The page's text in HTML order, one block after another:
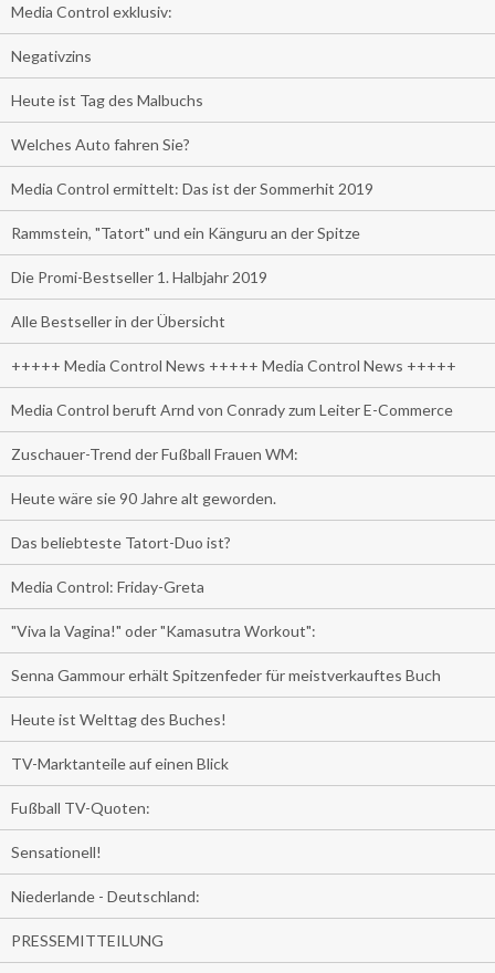
Media Control exklusiv:
Negativzins
Heute ist Tag des Malbuchs
Welches Auto fahren Sie?
Media Control ermittelt: Das ist der Sommerhit 2019
Rammstein, "Tatort" und ein Känguru an der Spitze
Die Promi-Bestseller 1. Halbjahr 2019
Alle Bestseller in der Übersicht
+++++ Media Control News +++++ Media Control News +++++
Media Control beruft Arnd von Conrady zum Leiter E-Commerce
Zuschauer-Trend der Fußball Frauen WM:
Heute wäre sie 90 Jahre alt geworden.
Das beliebteste Tatort-Duo ist?
Media Control: Friday-Greta
"Viva la Vagina!" oder "Kamasutra Workout":
Senna Gammour erhält Spitzenfeder für meistverkauftes Buch
Heute ist Welttag des Buches!
TV-Marktanteile auf einen Blick
Fußball TV-Quoten:
Sensationell!
Niederlande - Deutschland:
PRESSEMITTEILUNG